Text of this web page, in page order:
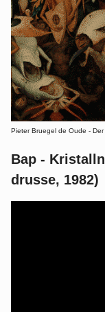
Pieter Bruegel de Oude -
Bap -
drusse, 1982)